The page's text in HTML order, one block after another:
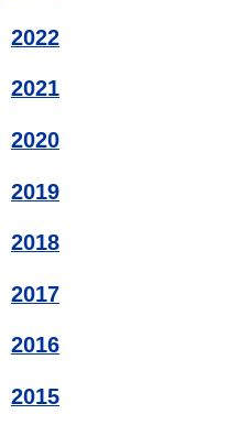
2022
2021
2020
2019
2018
2017
2016
2015